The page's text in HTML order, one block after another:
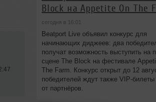
Block на Appetite On The
сегодня в 16:01
Beatport Live объявил конкурс для
начинающих диджеев: два
получат возможность выступить на
сцене The Block на фестивале
The Farm. Конкурс открыт до 12
победителей ждут также
от партнёров.